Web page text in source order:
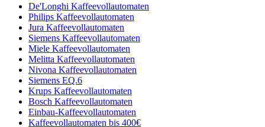
De'Longhi Kaffeevollautomaten
Philips Kaffeevollautomaten
Jura Kaffeevollautomaten
Siemens Kaffeevollautomaten
Miele Kaffeevollautomaten
Melitta Kaffeevollautomaten
Nivona Kaffeevollautomaten
Siemens EQ.6
Krups Kaffeevollautomaten
Bosch Kaffeevollautomaten
Einbau-Kaffeevollautomaten
Kaffeevollautomaten bis 400€